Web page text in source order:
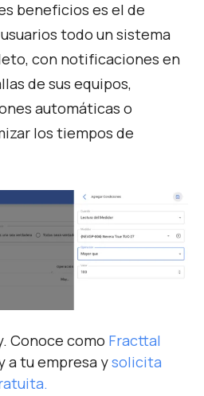
beneficios es el de
todo un sistema
con notificaciones en
de sus equipos,
automáticas o
los tiempos de
Conoce como Fracttal
a tu empresa ysolicita